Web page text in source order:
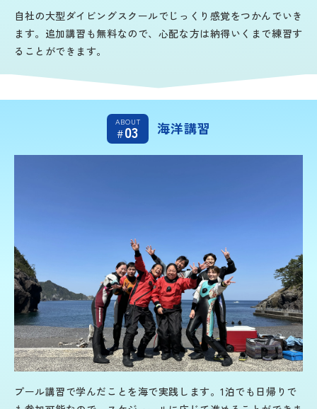
自社の大型ダイビングスクールでじっくり感覚をつかんでいき
ます。追加講習も無料なので、心配な方は納得いくまで練習す
ることができます。
ABOUT
#03 海洋講習
プール講習で学んだことを海で実践します。1泊でも日帰りで